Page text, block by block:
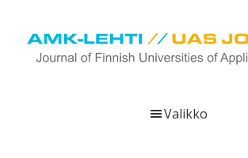
Hyppää
pääsisältöön
Hyppää
ensisijaiseen
Hyppää
alatunnisteeseen
Valikko